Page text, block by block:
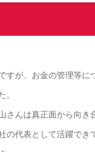
すが、お金の管理等に
。
さんは真正面から向き
代表として活躍でき